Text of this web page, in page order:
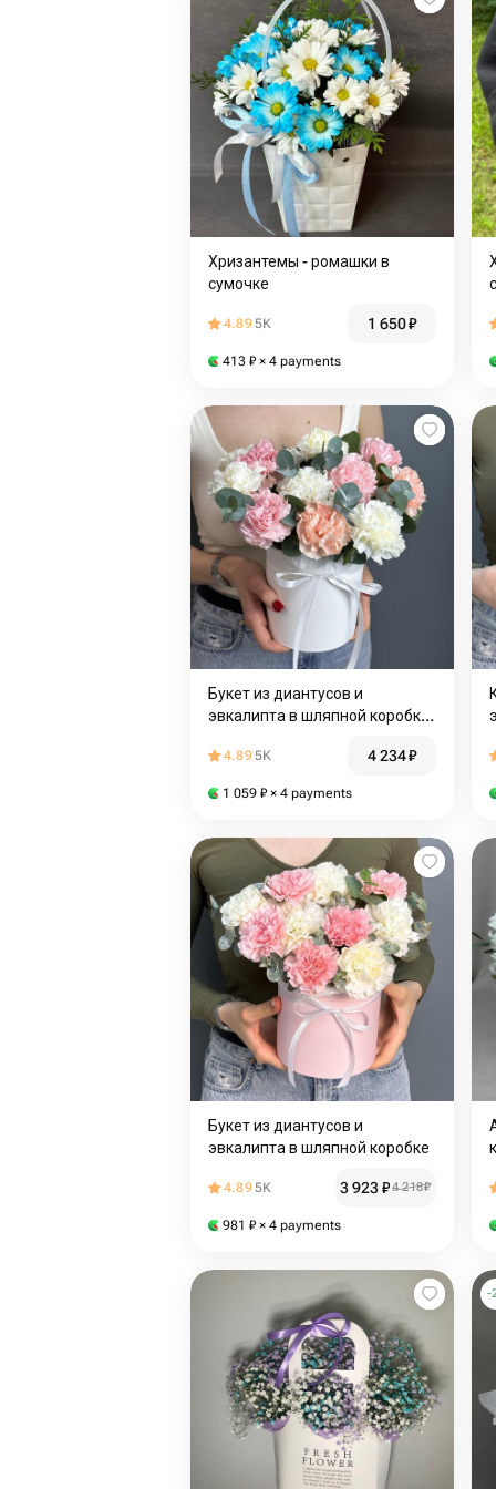
Хризантемы - ромашки в
сумочке️
4.895K 1 650₽
413 ₽ × 4 payments
Букет из диантусов и
эвкалипта в шляпной коробке.
4.895K 4 234₽
1 059 ₽ × 4 payments
Букет из диантусов и
эвкалипта в шляпной коробке
4.895K 3 923₽4 218₽
981 ₽ × 4 payments
-